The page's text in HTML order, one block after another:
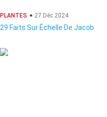
PLANTES 27 Déc 2024
29 Faits Sur Échelle De Jacob